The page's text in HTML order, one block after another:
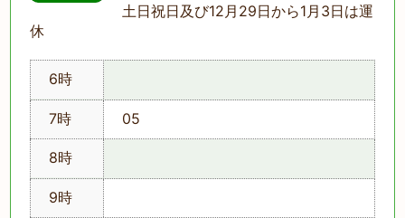
土日祝日及び12月29日から1月3日は運
休
6時
7時 05
8時
9時